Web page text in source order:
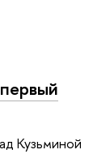
Кузьминой